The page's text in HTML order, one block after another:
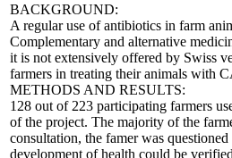
BACKGROUND:
A regular use of antibiotics in farm
Complementary and alternative
it is not extensively offered by Swiss
farmers in treating their animals with
METHODS AND RESULTS:
128 out of 223 participating farmers
of the project. The majority of the
consultation, the famer was
development of health could be